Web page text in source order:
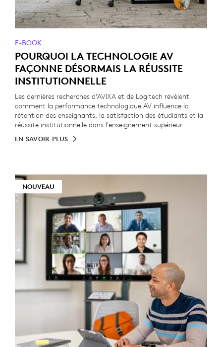
E-BOOK
POURQUOI LA TECHNOLOGIE AV
FAÇONNE DÉSORMAIS LA RÉUSSITE
INSTITUTIONNELLE
Les dernières recherches d'AVIXA et de Logitech révèlent
comment la performance technologique AV influence la
rétention des enseignants, la satisfaction des étudiants et la
réussite institutionnelle dans l'enseignement supérieur.
EN SAVOIR PLUS
NOUVEAU